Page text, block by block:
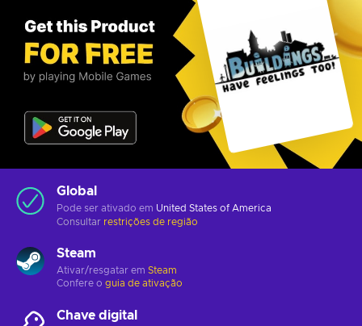
Global
Pode ser ativado em United States of America
Consultar restrições de região
Steam
Ativar/resgatar em Steam
Confere o guia de ativação
Chave digital